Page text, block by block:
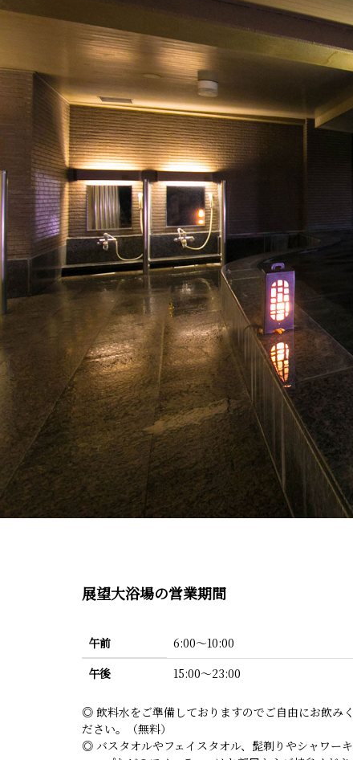
展望大浴場の営業期間
午前
6:00～10:00
午後
15:00～23:00
◎ 飲料水をご準備しておりますのでご自由にお飲みく
ださい。（無料）
◎ バスタオルやフェイスタオル、髭剃りやシャワーキ